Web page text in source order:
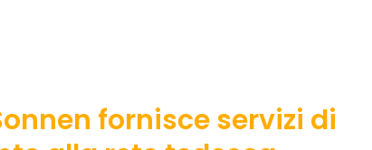
fornisce servizi di